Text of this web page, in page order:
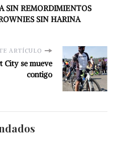
SIN REMORDIMIENTOS
SIN HARINA
ARTÍCULO
City se mueve
contigo